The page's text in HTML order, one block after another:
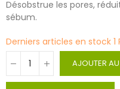
Désobstrue les pores,
sébum.
Derniers articles en stock 1
AJOUTER